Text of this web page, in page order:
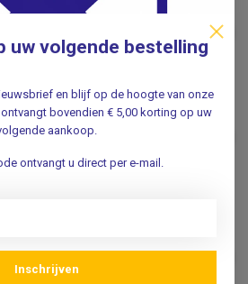
een foetus
Anatomisch
de baarmoeder
een gezonde
€79,95
uw volgende bestelling
en blijf op de hoogte van onze
bovendien € 5,00 korting op uw
aankoop.
ontvangt u direct per e-mail.
Inschrijven